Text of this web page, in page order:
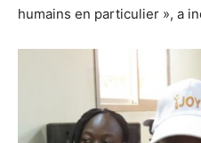
humains en particulier », a